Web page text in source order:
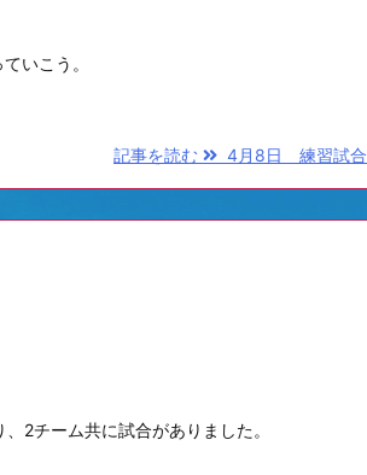
いこう。
記事を読む 4月8日 練習試合
2チーム共に試合がありました。